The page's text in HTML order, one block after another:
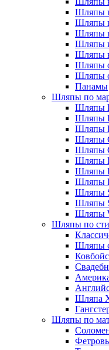
Шляпы
Шляпы
Шляпы
Шляпы
Шляпы
Шляпы
Шляпы
Панамы
Шляпы по
Шляпы
Шляпы
Шляпы
Шляпы
Шляпы
Шляпы
Шляпы
Шляпы
Шляпы
Шляпы
Шляпы
Шляпы по
Шляпы
Шляпа
Шляпы по